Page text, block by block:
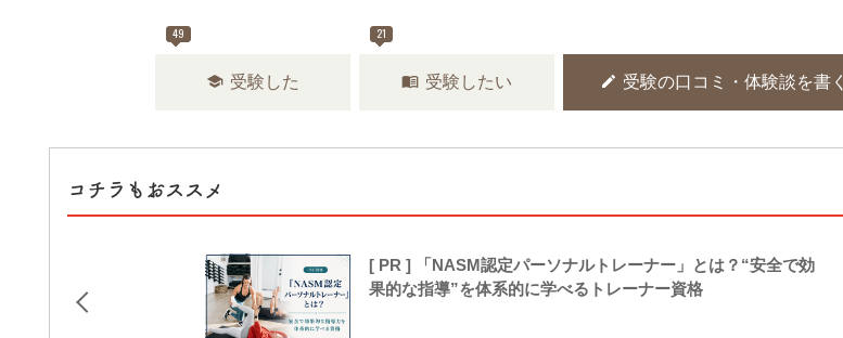
49
school 受験した
21
menu_book 受験したい edit 受験の口コミ・体験談を書く
コチラもおススメ
[ PR ] 「NASM認定パーソナルトレーナー」とは？“安全で効
果的な指導”を体系的に学べるトレーナー資格